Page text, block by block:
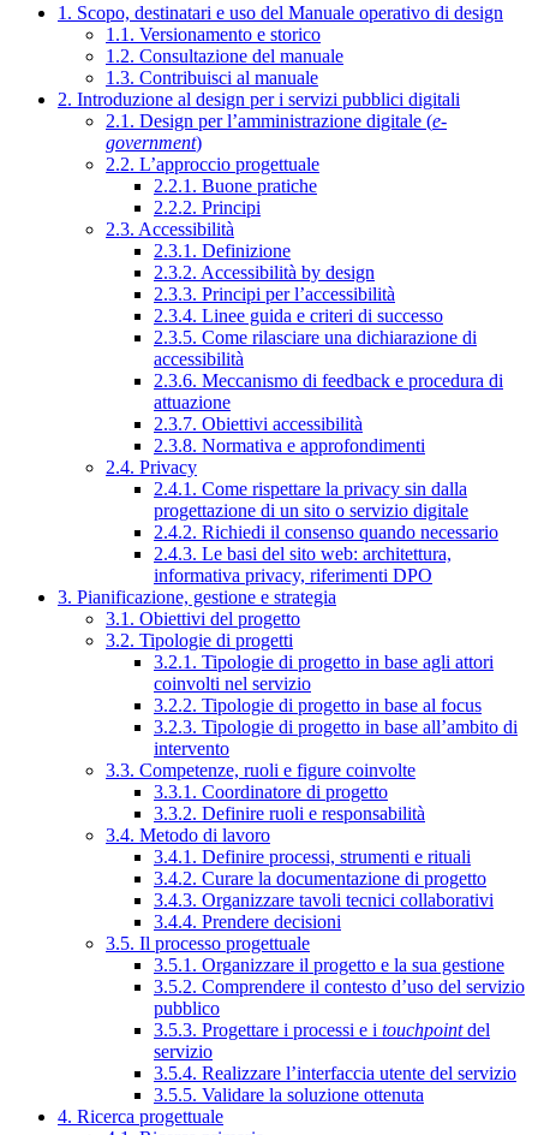
1. Scopo, destinatari e uso del Manuale operativo di design
1.1. Versionamento e storico
1.2. Consultazione del manuale
1.3. Contribuisci al manuale
2. Introduzione al design per i servizi pubblici digitali
2.1. Design per l’amministrazione digitale (e-
government)
2.2. L’approccio progettuale
2.2.1. Buone pratiche
2.2.2. Principi
2.3. Accessibilità
2.3.1. Definizione
2.3.2. Accessibilità by design
2.3.3. Principi per l’accessibilità
2.3.4. Linee guida e criteri di successo
2.3.5. Come rilasciare una dichiarazione di
accessibilità
2.3.6. Meccanismo di feedback e procedura di
attuazione
2.3.7. Obiettivi accessibilità
2.3.8. Normativa e approfondimenti
2.4. Privacy
2.4.1. Come rispettare la privacy sin dalla
progettazione di un sito o servizio digitale
2.4.2. Richiedi il consenso quando necessario
2.4.3. Le basi del sito web: architettura,
informativa privacy, riferimenti DPO
3. Pianificazione, gestione e strategia
3.1. Obiettivi del progetto
3.2. Tipologie di progetti
3.2.1. Tipologie di progetto in base agli attori
coinvolti nel servizio
3.2.2. Tipologie di progetto in base al focus
3.2.3. Tipologie di progetto in base all’ambito di
intervento
3.3. Competenze, ruoli e figure coinvolte
3.3.1. Coordinatore di progetto
3.3.2. Definire ruoli e responsabilità
3.4. Metodo di lavoro
3.4.1. Definire processi, strumenti e rituali
3.4.2. Curare la documentazione di progetto
3.4.3. Organizzare tavoli tecnici collaborativi
3.4.4. Prendere decisioni
3.5. Il processo progettuale
3.5.1. Organizzare il progetto e la sua gestione
3.5.2. Comprendere il contesto d’uso del servizio
pubblico
3.5.3. Progettare i processi e i touchpointdel
servizio
3.5.4. Realizzare l’interfaccia utente del servizio
3.5.5. Validare la soluzione ottenuta
4. Ricerca progettuale